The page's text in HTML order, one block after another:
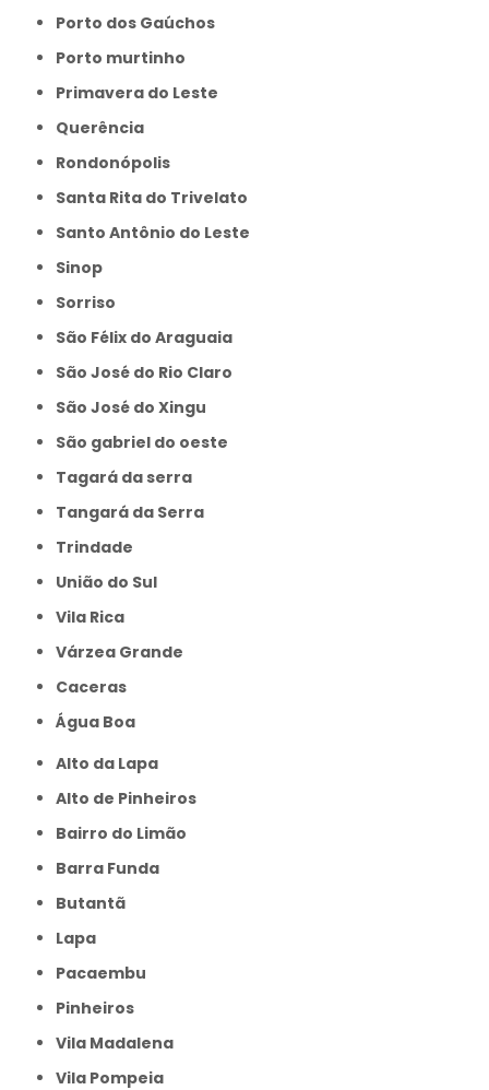
Porto dos Gaúchos
Porto murtinho
Primavera do Leste
Querência
Rondonópolis
Santa Rita do Trivelato
Santo Antônio do Leste
Sinop
Sorriso
São Félix do Araguaia
São José do Rio Claro
São José do Xingu
São gabriel do oeste
Tagará da serra
Tangará da Serra
Trindade
União do Sul
Vila Rica
Várzea Grande
caceras
Água Boa
Alto da Lapa
Alto de Pinheiros
Bairro do Limão
Barra Funda
Butantã
Lapa
Pacaembu
Pinheiros
Vila Madalena
Vila Pompeia